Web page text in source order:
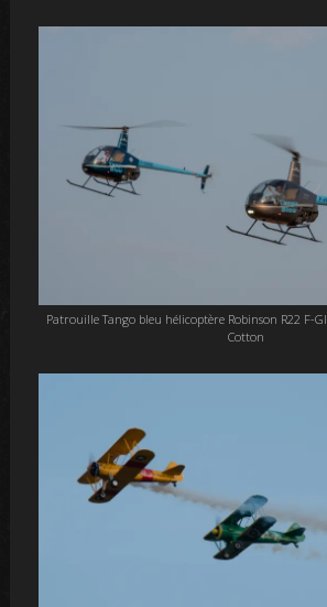
Patrouille Tango bleu hélicoptère Robinson R22 F-
Cotton